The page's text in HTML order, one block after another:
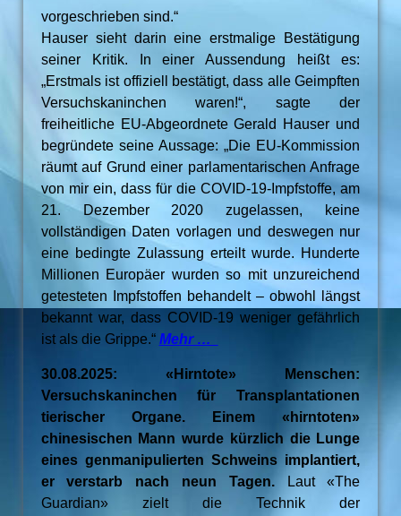
vorgeschrieben sind.“
Hauser sieht darin eine erstmalige Bestätigung
seiner Kritik. In einer Aussendung heißt es:
„Erstmals ist offiziell bestätigt, dass alle Geimpften
Versuchskaninchen waren!“, sagte der
freiheitliche EU-Abgeordnete Gerald Hauser und
begründete seine Aussage: „Die EU-Kommission
räumt auf Grund einer parlamentarischen Anfrage
von mir ein, dass für die COVID-19-Impfstoffe, am
21. Dezember 2020 zugelassen, keine
vollständigen Daten vorlagen und deswegen nur
eine bedingte Zulassung erteilt wurde. Hunderte
Millionen Europäer wurden so mit unzureichend
getesteten Impfstoffen behandelt – obwohl längst
bekannt war, dass COVID-19 weniger gefährlich
ist als die Grippe.“ Mehr …
30.08.2025: «Hirntote» Menschen:
Versuchskaninchen für Transplantationen
tierischer Organe. Einem «hirntoten»
chinesischen Mann wurde kürzlich die Lunge
eines genmanipulierten Schweins implantiert,
er verstarb nach neun Tagen.Laut «The
Guardian» zielt die Technik der